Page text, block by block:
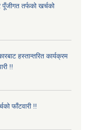
पूँजीगत तर्फको खर्चको
हस्तान्तरित कार्यक्रम
!!
फाँटवारी !!